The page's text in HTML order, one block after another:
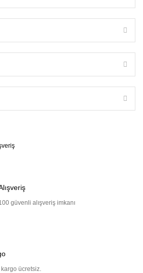
güvenli alışveriş imkanı
ücretsiz.